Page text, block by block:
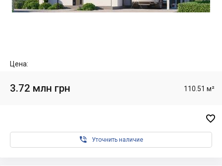
Цена:
3.72 млн грн 110.51 м²

 Уточнить наличие